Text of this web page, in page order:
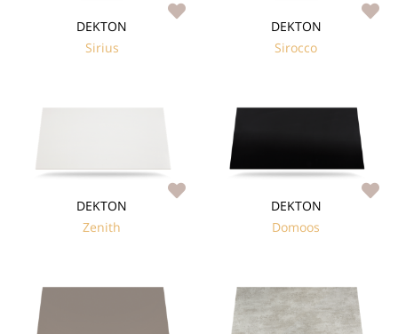
DEKTON
Sirocco
DEKTON
Sirius
DEKTON
Domoos
DEKTON
Zenith